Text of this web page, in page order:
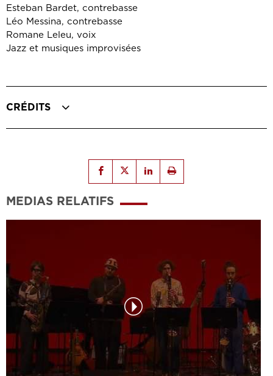
Esteban Bardet, contrebasse
Léo Messina, contrebasse
Romane Leleu, voix
Jazz et musiques improvisées
CRÉDITS
MEDIAS RELATIFS